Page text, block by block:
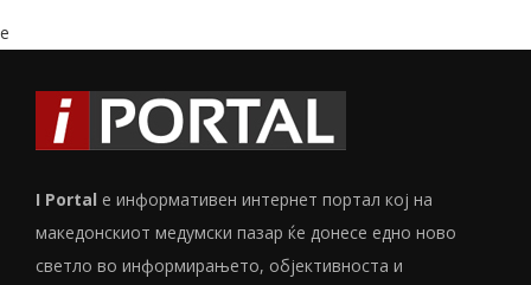
e
I Portal е информативен интернет портал кој на
македонскиот медумски пазар ќе донесе едно ново
светло во информирањето, објективноста и